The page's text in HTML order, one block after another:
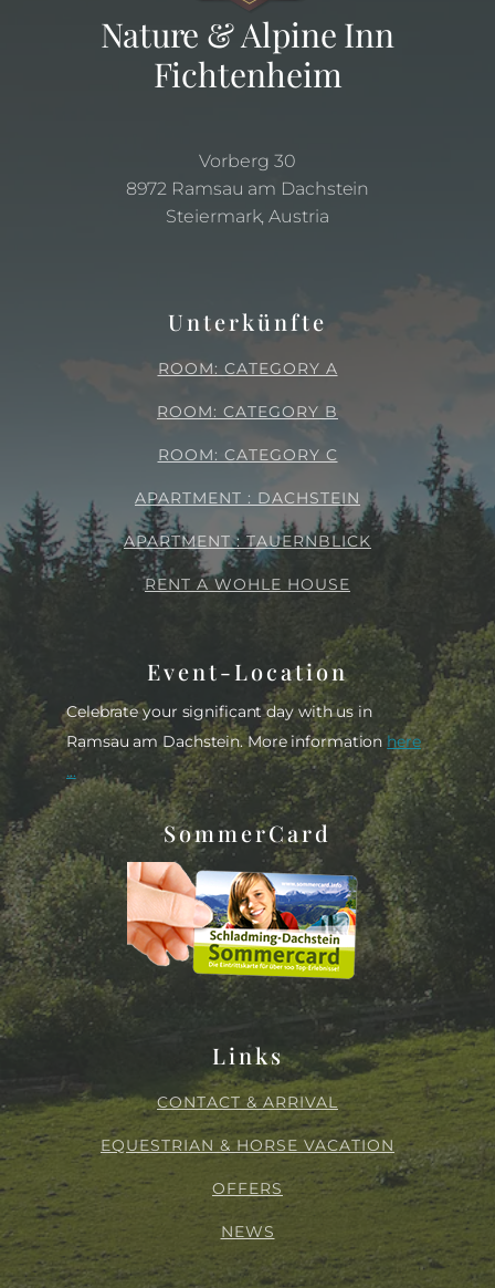
Nature & Alpine Inn
Fichtenheim
Vorberg 30
8972 Ramsau am Dachstein
Steiermark, Austria
Unterkünfte
ROOM: CATEGORY A
ROOM: CATEGORY B
ROOM: CATEGORY C
APARTMENT : DACHSTEIN
APARTMENT : TAUERNBLICK
RENT A WOHLE HOUSE
Event-Location
Celebrate your significant day with us in
Ramsau am Dachstein. More information here
...
SommerCard
Links
CONTACT & ARRIVAL
EQUESTRIAN & HORSE VACATION
OFFERS
NEWS